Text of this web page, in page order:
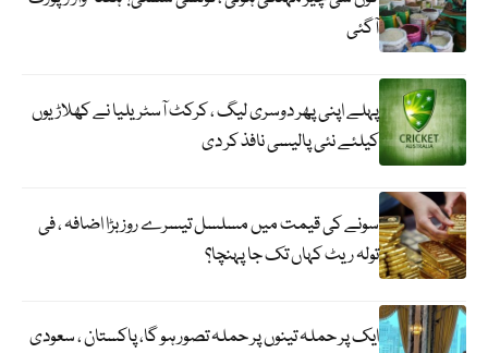
آگئی
پہلے اپنی پھر دوسری لیگ ، کرکٹ آسٹریلیا نے کھلاڑیوں
کیلئے نئی پالیسی نافذ کر دی
سونے کی قیمت میں مسلسل تیسرے روز بڑا اضافہ ، فی
تولہ ریٹ کہاں تک جا پہنچا؟
ایک پر حملہ تینوں پر حملہ تصور ہو گا، پاکستان ، سعودی